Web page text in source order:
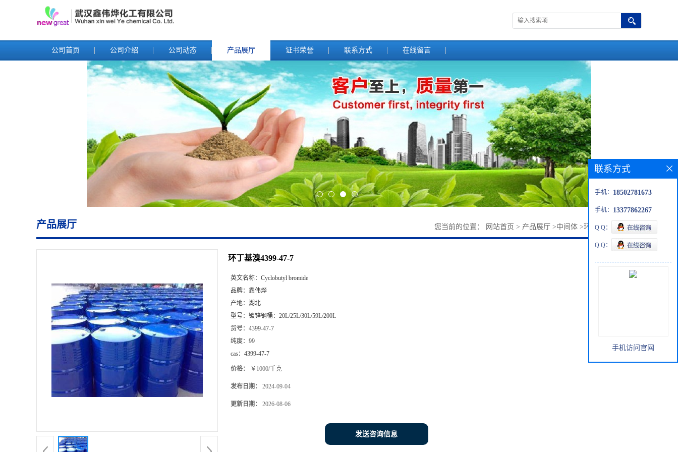
公司首页 公司介绍 公司动态 产品展厅 证书荣誉 联系方式 在线留言
产品展厅 您当前的位置： 网站首页 > 产品展厅 >中间体 >环丁基溴4399-47-7
环丁基溴4399-47-7
英文名称： Cyclobutyl bromide
品牌： 鑫伟烨
产地： 湖北
型号： 镀锌钢桶：20L/25L/30L/59L/200L
货号： 4399-47-7
纯度： 99
cas： 4399-47-7
价格： ￥1000/千克
发布日期： 2024-09-04
更新日期： 2026-08-06
发送咨询信息
联系方式
手机： 18502781673
手机： 13377862267
Q Q：
Q Q：
手机访问官网